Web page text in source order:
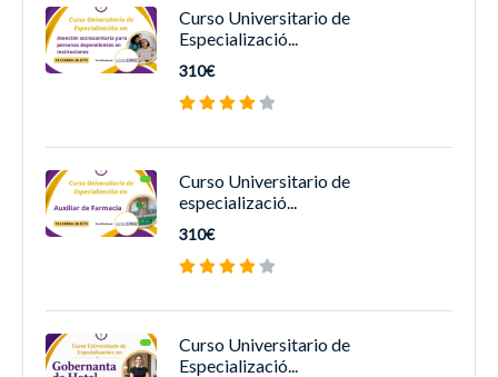
Curso Universitario de
Especializació...
310€
Curso Universitario de
especializació...
310€
Curso Universitario de
Especializació...